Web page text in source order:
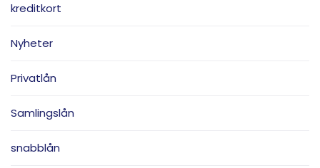
kreditkort
Nyheter
Privatlån
Samlingslån
snabblån